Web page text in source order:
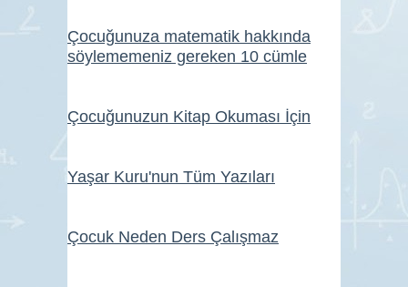
Çocuğunuza matematik hakkında
söylememeniz gereken 10 cümle
Çocuğunuzun Kitap Okuması İçin
Yaşar Kuru'nun Tüm Yazıları
Çocuk Neden Ders Çalışmaz